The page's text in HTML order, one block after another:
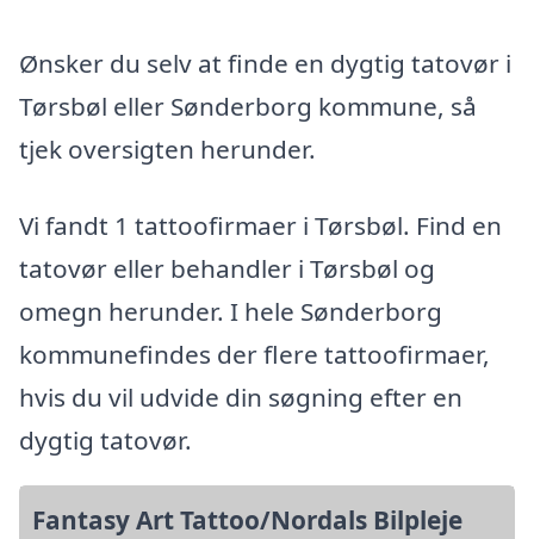
Ønsker du selv at finde en dygtig tatovør i
Tørsbøl eller Sønderborg kommune, så
tjek oversigten herunder.
Vi fandt 1 tattoofirmaer i Tørsbøl. Find en
tatovør eller behandler i Tørsbøl og
omegn herunder. I hele Sønderborg
kommunefindes der flere tattoofirmaer,
hvis du vil udvide din søgning efter en
dygtig tatovør.
Fantasy Art Tattoo/Nordals Bilpleje